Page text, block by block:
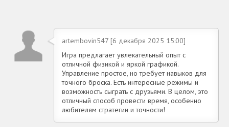
artembovin547 [6 декабря 2025 15:00]
Игра предлагает увлекательный опыт с
отличной физикой и яркой графикой.
Управление простое, но требует навыков для
точного броска. Есть интересные режимы и
возможность сыграть с друзьями. В целом, это
отличный способ провести время, особенно
любителям стратегии и точности!